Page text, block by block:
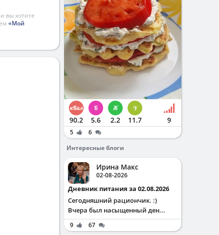
вы хотите
«Мой
90.2 5.6 2.2 11.7 9
5
6
Интересные блоги
Ирина Макс
02-08-2026
Дневник питания за 02.08.2026
Сегодняшний рациончик. :)
Вчера был насыщенный ден...
9 67